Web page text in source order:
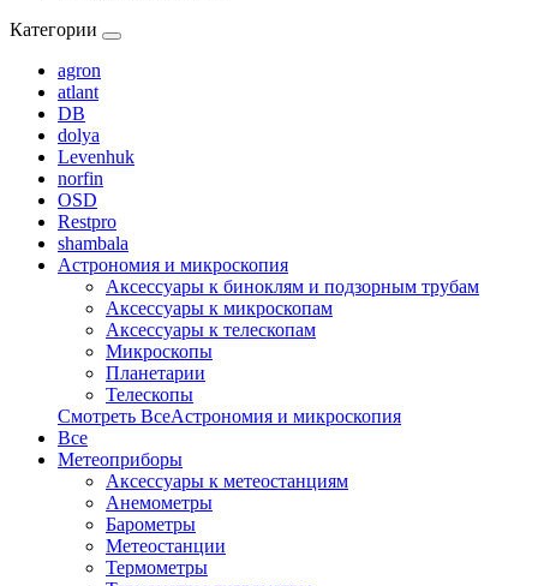
Категории
agron
atlant
DB
dolya
Levenhuk
norfin
OSD
Restpro
shambala
Астрономия и микроскопия
Аксессуары к биноклям и подзорным трубам
Аксессуары к микроскопам
Аксессуары к телескопам
Микроскопы
Планетарии
Телескопы
Смотреть ВсеАстрономия и микроскопия
Все
Метеоприборы
Аксессуары к метеостанциям
Анемометры
Барометры
Метеостанции
Термометры